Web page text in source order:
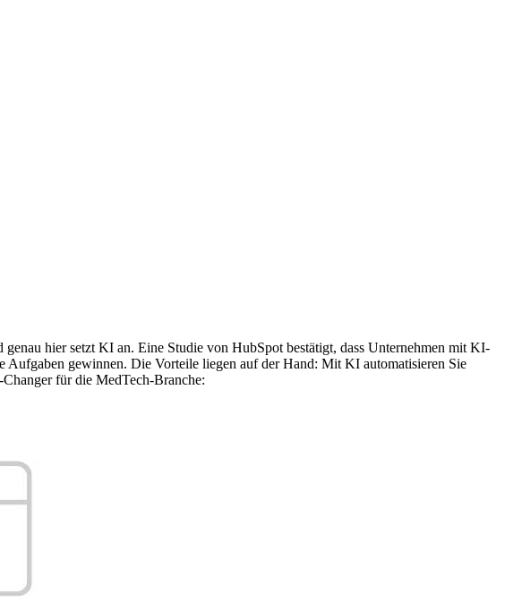
hier setzt KI an. Eine Studie von HubSpot bestätigt, dass Unternehmen mit KI-
Aufgaben gewinnen. Die Vorteile liegen auf der Hand: Mit KI automatisieren Sie
für die MedTech-Branche: